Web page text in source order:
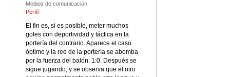
Medios de comunicación
Perfíl
El fin es, si es posible, meter muchos
goles con deportividad y táctica en la
portería del contrario. Aparece el caso
óptimo y la red de la portería se abomba
por la fuerza del balón. 1:0. Después se
sigue jugando, y se observa que el otro